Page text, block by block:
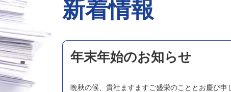
新着情報
年末年始のお知らせ
晩秋の候、貴社ますますご盛栄のこととお慶び申